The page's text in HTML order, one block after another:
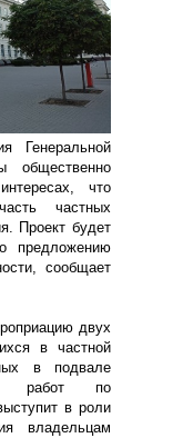
Генеральной
общественно
что
частных
Проект будет
предложению
сообщает
двух
в частной
в подвале
работ по
в роли
владельцам